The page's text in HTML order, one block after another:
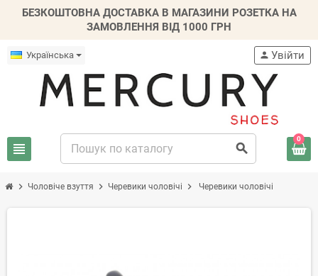
БЕЗКОШТОВНА ДОСТАВКА В МАГАЗИНИ РОЗЕТКА НА
ЗАМОВЛЕННЯ ВІД 1000 ГРН
Українська
view_headline search
person Увійти
0
chevron_right Чоловіче взуття chevron_right Черевики чоловічі chevron_right Черевики чоловічі